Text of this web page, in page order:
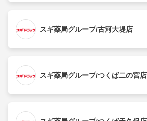
スギ薬局グループ/古河大堤店
スギ薬局グループ/つくば二の宮店